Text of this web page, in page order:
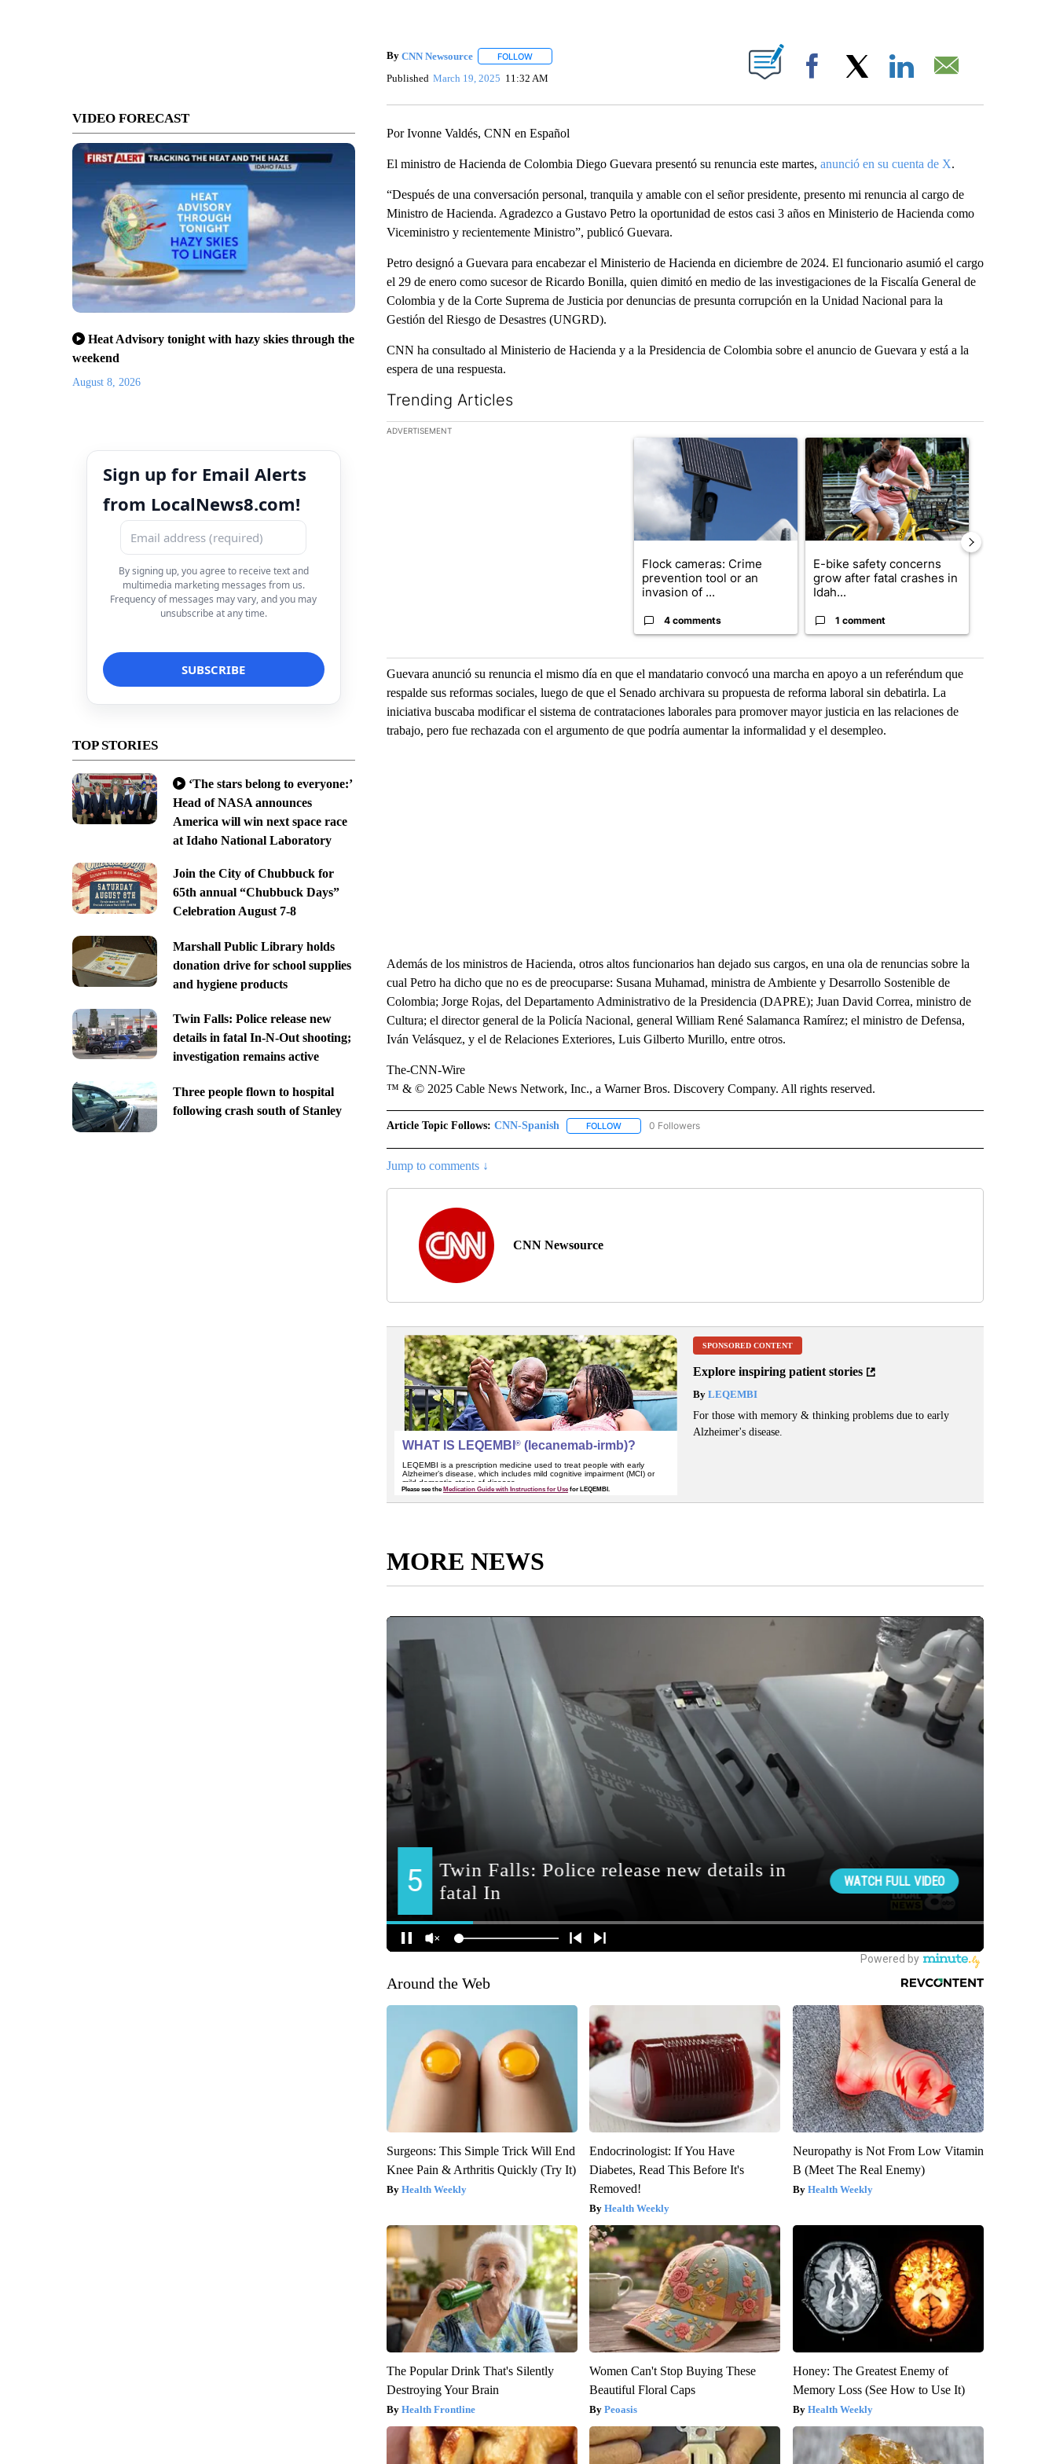
VIDEO FORECAST
Heat Advisory tonight with hazy skies through the
weekend
August 8, 2026
Sign up for Email Alerts
from LocalNews8.com!
By signing up, you agree to receive text and
multimedia marketing messages from us.
Frequency of messages may vary, and you may
unsubscribe at any time.
TOP STORIES
‘The stars belong to everyone:’
Head of NASA announces
America will win next space race
at Idaho National Laboratory
Join the City of Chubbuck for
65th annual “Chubbuck Days”
Celebration August 7-8
Marshall Public Library holds
donation drive for school supplies
and hygiene products
Twin Falls: Police release new
details in fatal In-N-Out shooting;
investigation remains active
Three people flown to hospital
following crash south of Stanley
By CNN Newsource FOLLOWFOLLOW "" TO RECEIVE NOTIFICATIONS ABOUT NEW PAGES ON "".
Published March 19, 2025 11:32 AM Facebook
Por Ivonne Valdés, CNN en Español
El ministro de Hacienda de Colombia Diego Guevara presentó su renuncia este martes, anunció en su cuenta de X.
“Después de una conversación personal, tranquila y amable con el señor presidente, presento mi renuncia al cargo de
Ministro de Hacienda. Agradezco a Gustavo Petro la oportunidad de estos casi 3 años en Ministerio de Hacienda como
Viceministro y recientemente Ministro”, publicó Guevara.
Petro designó a Guevara para encabezar el Ministerio de Hacienda en diciembre de 2024. El funcionario asumió el cargo
el 29 de enero como sucesor de Ricardo Bonilla, quien dimitó en medio de las investigaciones de la Fiscalía General de
Colombia y de la Corte Suprema de Justicia por denuncias de presunta corrupción en la Unidad Nacional para la
Gestión del Riesgo de Desastres (UNGRD).
CNN ha consultado al Ministerio de Hacienda y a la Presidencia de Colombia sobre el anuncio de Guevara y está a la
espera de una respuesta.
Trending Articles
The following is a list of the most commented articles in the last 7 days.
ADVERTISEMENT
A trending article titled "Flock cameras: Crime prevention tool or an invasion of
Flock cameras: Crime
prevention tool or an
invasion of ...
4 comments
A trending article titled "E-bike safety
E-bike safety concerns
grow after fatal crashes in
Idah...
1 comment
Guevara anunció su renuncia el mismo día en que el mandatario convocó una marcha en apoyo a un referéndum que
respalde sus reformas sociales, luego de que el Senado archivara su propuesta de reforma laboral sin debatirla. La
iniciativa buscaba modificar el sistema de contrataciones laborales para promover mayor justicia en las relaciones de
trabajo, pero fue rechazada con el argumento de que podría aumentar la informalidad y el desempleo.
Además de los ministros de Hacienda, otros altos funcionarios han dejado sus cargos, en una ola de renuncias sobre la
cual Petro ha dicho que no es de preocuparse: Susana Muhamad, ministra de Ambiente y Desarrollo Sostenible de
Colombia; Jorge Rojas, del Departamento Administrativo de la Presidencia (DAPRE); Juan David Correa, ministro de
Cultura; el director general de la Policía Nacional, general William René Salamanca Ramírez; el ministro de Defensa,
Iván Velásquez, y el de Relaciones Exteriores, Luis Gilberto Murillo, entre otros.
The-CNN-Wire
™ & © 2025 Cable News Network, Inc., a Warner Bros. Discovery Company. All rights reserved.
Article Topic Follows: CNN-Spanish FOLLOWFOLLOW "CNN-SPANISH" TO RECEIVE NOTIFICATIONS ABOUT NEW PAGES ON "CNN-SPANISH".
0 Followers
Jump to comments ↓
CNN Newsource
SPONSORED CONTENT
Explore inspiring patient stories
ByLEQEMBI
For those with memory & thinking problems due to early
Alzheimer's disease.
MORE NEWS
Around the Web
Surgeons: This Simple Trick Will End
Knee Pain & Arthritis Quickly (Try It)
Health Weekly
Endocrinologist: If You Have
Diabetes, Read This Before It's
Removed!
Health Weekly
Neuropathy is Not From Low Vitamin
B (Meet The Real Enemy)
Health Weekly
The Popular Drink That's Silently
Destroying Your Brain
Health Frontline
Women Can't Stop Buying These
Beautiful Floral Caps
Peoasis
Honey: The Greatest Enemy of
Memory Loss (See How to Use It)
Health Weekly